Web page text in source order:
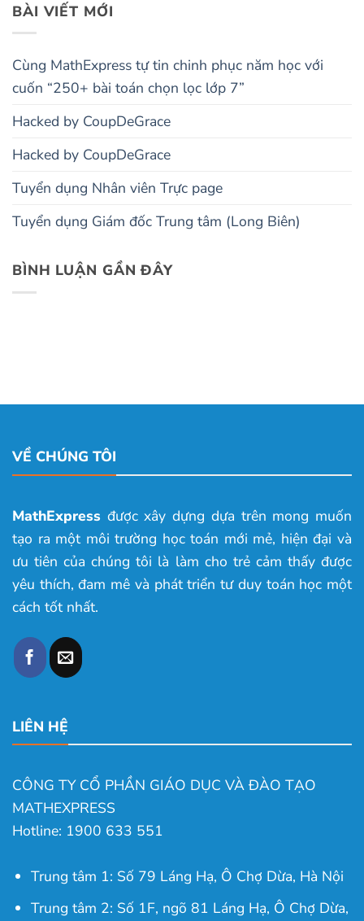
BÀI VIẾT MỚI
Cùng MathExpress tự tin chinh phục năm học với
cuốn “250+ bài toán chọn lọc lớp 7”
Hacked by CoupDeGrace
Hacked by CoupDeGrace
Tuyển dụng Nhân viên Trực page
Tuyển dụng Giám đốc Trung tâm (Long Biên)
BÌNH LUẬN GẦN ĐÂY
VỀ CHÚNG TÔI
MathExpress được xây dựng dựa trên mong muốn
tạo ra một môi trường học toán mới mẻ, hiện đại và
ưu tiên của chúng tôi là làm cho trẻ cảm thấy được
yêu thích, đam mê và phát triển tư duy toán học một
cách tốt nhất.
LIÊN HỆ
CÔNG TY CỔ PHẦN GIÁO DỤC VÀ ĐÀO TẠO
MATHEXPRESS
Hotline: 1900 633 551
Trung tâm 1: Số 79 Láng Hạ, Ô Chợ Dừa, Hà Nội
Trung tâm 2: Số 1F, ngõ 81 Láng Hạ, Ô Chợ Dừa,